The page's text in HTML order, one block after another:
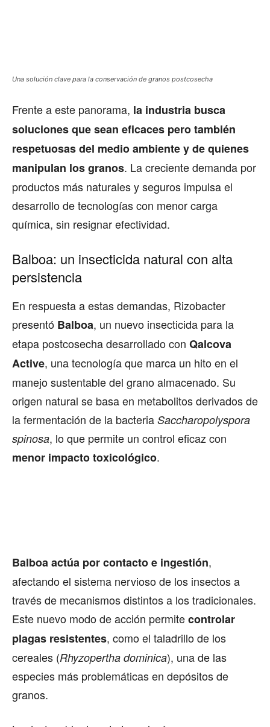
Una solución clave para la conservación de granos postcosecha
Frente a este panorama, la industria busca
soluciones que sean eficaces pero también
respetuosas del medio ambiente y de quienes
manipulan los granos. La creciente demanda por
productos más naturales y seguros impulsa el
desarrollo de tecnologías con menor carga
química, sin resignar efectividad.
Balboa: un insecticida natural con alta
persistencia
En respuesta a estas demandas, Rizobacter
presentó Balboa, un nuevo insecticida para la
etapa postcosecha desarrollado con Qalcova
Active, una tecnología que marca un hito en el
manejo sustentable del grano almacenado. Su
origen natural se basa en metabolitos derivados de
la fermentación de la bacteria Saccharopolyspora
spinosa, lo que permite un control eficaz con
menor impacto toxicológico.
Balboa actúa por contacto e ingestión,
afectando el sistema nervioso de los insectos a
través de mecanismos distintos a los tradicionales.
Este nuevo modo de acción permitecontrolar
plagas resistentes, como el taladrillo de los
cereales (Rhyzopertha dominica), una de las
especies más problemáticas en depósitos de
granos.